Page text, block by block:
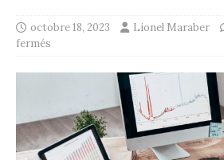
octobre 18, 2023 Lionel Maraber
fermés